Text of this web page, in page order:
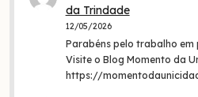
da Trindade
12/05/2026
Parabéns pelo trabalho em
Visite o Blog Momento da
https://